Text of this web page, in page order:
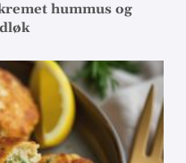
hummus og